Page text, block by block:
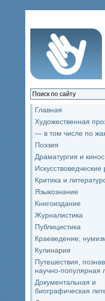
Главная
Художественная
— в том числе по
Поэзия
Драматургия и
Искусствоведческие
Критика и
Языкознание
Книгоиздание
Журналистика
Публицистика
Краеведение;
Кулинария
Путешествия,
научно-популярная
Документальная и
биографическая